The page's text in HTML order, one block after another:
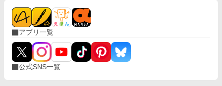
アプリ一覧
公式SNS一覧